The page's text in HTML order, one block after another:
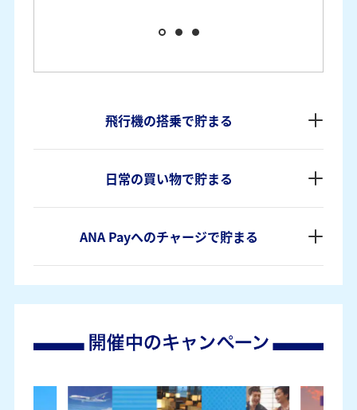
飛行機の搭乗で貯まる
日常の買い物で貯まる
ANA Payへのチャージで貯まる